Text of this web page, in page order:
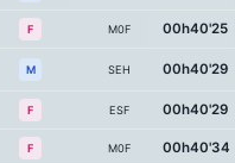
F M0F 00h40'25
M SEH 00h40'29
F ESF 00h40'29
F M0F 00h40'34